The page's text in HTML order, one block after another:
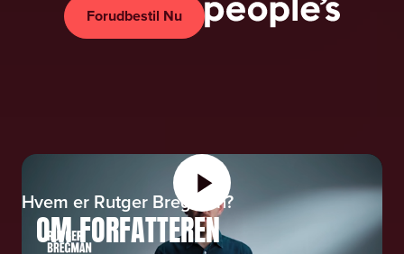
Forudbestil Nu
Hvem er Rutger Bregman?
OM FORFATTEREN